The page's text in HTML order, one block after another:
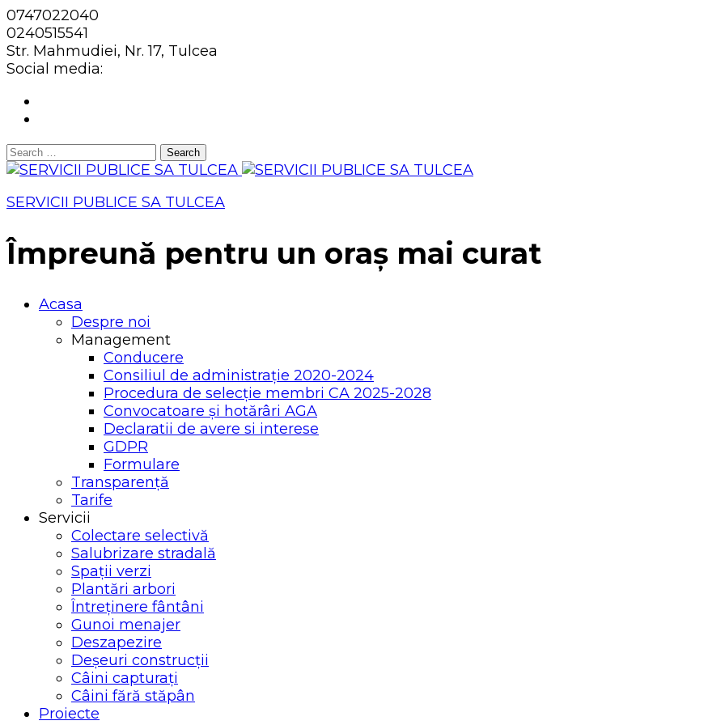
0747022040
0240515541
Str. Mahmudiei, Nr. 17, Tulcea
Social media:
Search
for:
SERVICII PUBLICE SA TULCEA
Împreună pentru un oraș mai curat
Acasa
Despre noi
Management
Conducere
Consiliul de administrație 2020-2024
Procedura de selecție membri CA 2025-2028
Convocatoare și hotărâri AGA
Declaratii de avere si interese
GDPR
Formulare
Transparență
Tarife
Servicii
Colectare selectivă
Salubrizare stradală
Spații verzi
Plantări arbori
Întreținere fântâni
Gunoi menajer
Deszapezire
Deșeuri construcții
Câini capturați
Câini fără stăpân
Proiecte